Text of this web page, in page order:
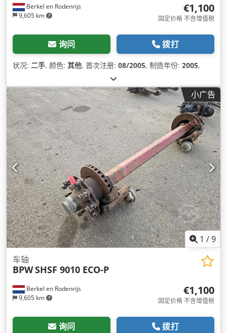
Berkel en Rodenrijs
9,605 km
€1,100
固定价格 不含增值税
询问 拨打
状况: 二手, 颜色: 其他, 首次注册: 08/2005, 制造年份: 2005,
小广告
1 /9
Berkel en Rodenrijs
9,605 km
车轴
BPWSHSF 9010 ECO-P
€1,100
固定价格 不含增值税
询问 拨打